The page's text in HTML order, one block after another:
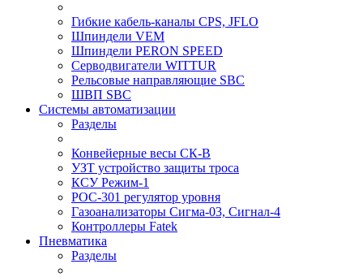
Гибкие кабель-каналы CPS, JFLO
Шпиндели VEM
Шпиндели PERON SPEED
Серводвигатели WITTUR
Рельсовые направляющие SBC
ШВП SBC
Системы автоматизации
Разделы
Конвейерные весы СК-В
УЗТ устройство защиты троса
КСУ Режим-1
РОС-301 регулятор уровня
Газоанализаторы Сигма-03, Сигнал-4
Контроллеры Fatek
Пневматика
Разделы